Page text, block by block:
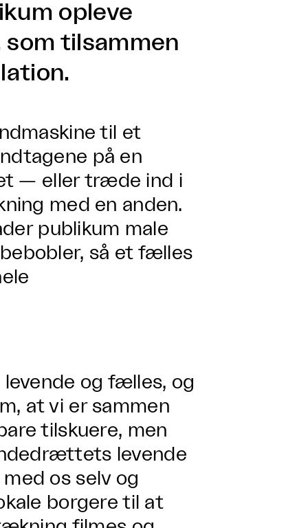
opleve
tilsammen
til et
på en
— eller træde ind i
med en anden.
publikum male
så et fælles
og fælles, og
at vi er sammen
tilskuere, men
levende
os selv og
borgere til at